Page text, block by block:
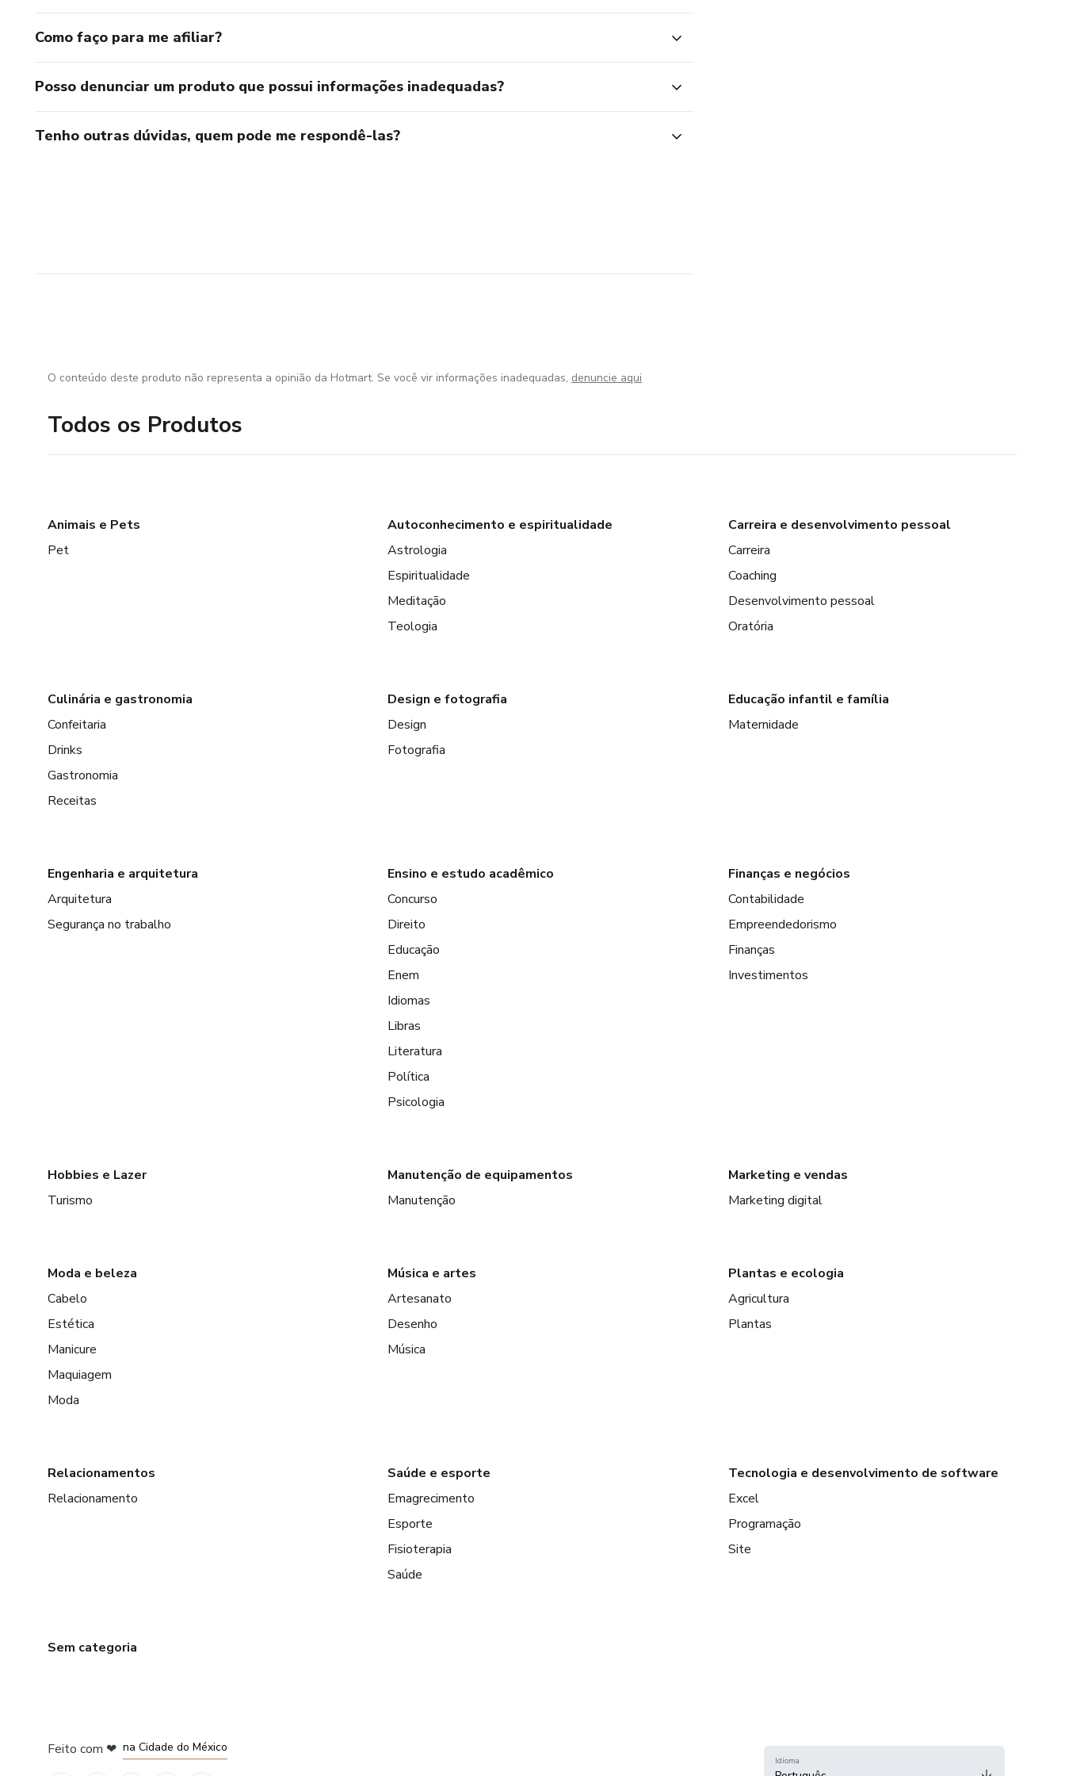
Como faço para me afiliar?
Posso denunciar um produto que possui informações inadequadas?
Tenho outras dúvidas, quem pode me respondê-las?
O conteúdo deste produto não representa a opinião da Hotmart. Se você vir informações inadequadas, denuncie aqui
Todos os Produtos
Animais e Pets
Pet
Autoconhecimento e espiritualidade
Astrologia
Espiritualidade
Meditação
Teologia
Carreira e desenvolvimento pessoal
Carreira
Coaching
Desenvolvimento pessoal
Oratória
Culinária e gastronomia
Confeitaria
Drinks
Gastronomia
Receitas
Design e fotografia
Design
Fotografia
Educação infantil e família
Maternidade
Engenharia e arquitetura
Arquitetura
Segurança no trabalho
Ensino e estudo acadêmico
Concurso
Direito
Educação
Enem
Idiomas
Libras
Literatura
Política
Psicologia
Finanças e negócios
Contabilidade
Empreendedorismo
Finanças
Investimentos
Hobbies e Lazer
Turismo
Manutenção de equipamentos
Manutenção
Marketing e vendas
Marketing digital
Moda e beleza
Cabelo
Estética
Manicure
Maquiagem
Moda
Música e artes
Artesanato
Desenho
Música
Plantas e ecologia
Agricultura
Plantas
Relacionamentos
Relacionamento
Saúde e esporte
Emagrecimento
Esporte
Fisioterapia
Saúde
Tecnologia e desenvolvimento de software
Excel
Programação
Site
Sem categoria
Feito com ❤ na Cidade do México
Idioma